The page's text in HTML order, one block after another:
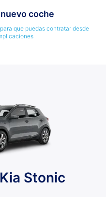
coche
que puedas contratar desde
Stonic